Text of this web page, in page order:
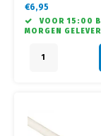
€6,95
VOOR 15:00
MORGEN